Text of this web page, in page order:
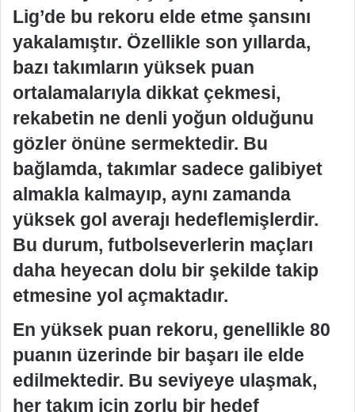
Lig’de bu rekoru elde etme şansını
yakalamıştır. Özellikle son yıllarda,
bazı takımların yüksek puan
ortalamalarıyla dikkat çekmesi,
rekabetin ne denli yoğun olduğunu
gözler önüne sermektedir. Bu
bağlamda, takımlar sadece galibiyet
almakla kalmayıp, aynı zamanda
yüksek gol averajı hedeflemişlerdir.
Bu durum, futbolseverlerin maçları
daha heyecan dolu bir şekilde takip
etmesine yol açmaktadır.
En yüksek puan rekoru, genellikle 80
puanın üzerinde bir başarı ile elde
edilmektedir. Bu seviyeye ulaşmak,
her takım için zorlu bir hedef